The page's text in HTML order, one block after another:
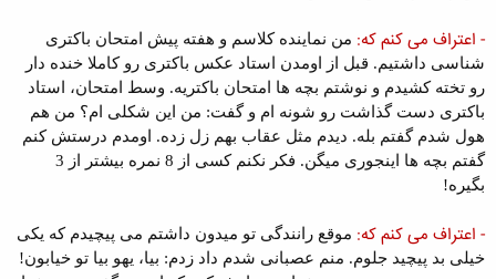
- اعتراف می کنم که: من نماینده کلاسم و هفته پیش امتحان باکتری
شناسی داشتیم. قبل از اومدن استاد عکس باکتری رو کاملا خنده دار
رو تخته کشیدم و نوشتم بچه ها امتحان باکتریه. وسط امتحان، استاد
باکتری دست گذاشت رو شونه ام و گفت: من این شکلی ام؟ من هم
هول شدم گفتم بله. دیدم مثل عقاب بهم زل زده. اومدم درستش کنم
گفتم بچه ها اینجوری میگن. فکر نکنم کسی از 8 نمره بیشتر از 3
بگیره!
- اعتراف می کنم که: موقع رانندگی تو میدون داشتم می پیچیدم که یکی
خیلی بد پیچید جلوم. منم عصبانی شدم داد زدم: بیا، یهو بیا تو خیابون!